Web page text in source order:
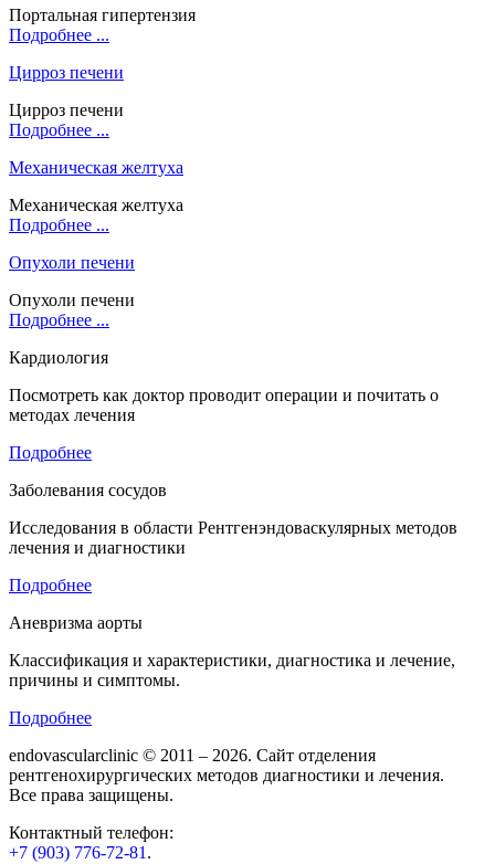
Портальная гипертензия
Подробнее ...
Цирроз печени
Цирроз печени
Подробнее ...
Механическая желтуха
Механическая желтуха
Подробнее ...
Опухоли печени
Опухоли печени
Подробнее ...
Кардиология
Посмотреть как доктор проводит операции и почитать о
методах лечения
Подробнее
Заболевания сосудов
Исследования в области Рентгенэндоваскулярных методов
лечения и диагностики
Подробнее
Аневризма аорты
Классификация и характеристики, диагностика и лечение,
причины и симптомы.
Подробнее
endovascularclinic © 2011 – 2026. Сайт отделения
рентгенохирургических методов диагностики и лечения.
Все права защищены.
Контактный телефон:
+7 (903) 776-72-81 .